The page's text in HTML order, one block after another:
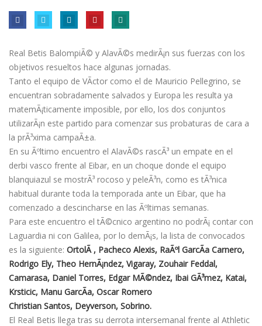
Real Betis BalompiÃ© y AlavÃ©s medirÃ¡n sus fuerzas con los
objetivos resueltos hace algunas jornadas.
Tanto el equipo de VÃ­ctor como el de Mauricio Pellegrino, se
encuentran sobradamente salvados y Europa les resulta ya
matemÃ¡ticamente imposible, por ello, los dos conjuntos
utilizarÃ¡n este partido para comenzar sus probaturas de cara a
la prÃ³xima campaÃ±a.
En su Ãºltimo encuentro el AlavÃ©s rascÃ³ un empate en el
derbi vasco frente al Eibar, en un choque donde el equipo
blanquiazul se mostrÃ³ rocoso y peleÃ³n, como es tÃ³nica
habitual durante toda la temporada ante un Eibar, que ha
comenzado a descincharse en las Ãºltimas semanas.
Para este encuentro el tÃ©cnico argentino no podrÃ¡ contar con
Laguardia ni con Galilea, por lo demÃ¡s, la lista de convocados
es la siguiente: OrtolÃ , Pacheco Alexis, RaÃºl GarcÃ­a Carnero,
Rodrigo Ely, Theo HernÃ¡ndez, Vigaray, Zouhair Feddal,
Camarasa, Daniel Torres, Edgar MÃ©ndez, Ibai GÃ³mez, Katai,
Krsticic, Manu GarcÃ­a, Oscar Romero
Christian Santos, Deyverson, Sobrino.
El Real Betis llega tras su derrota intersemanal frente al Athletic